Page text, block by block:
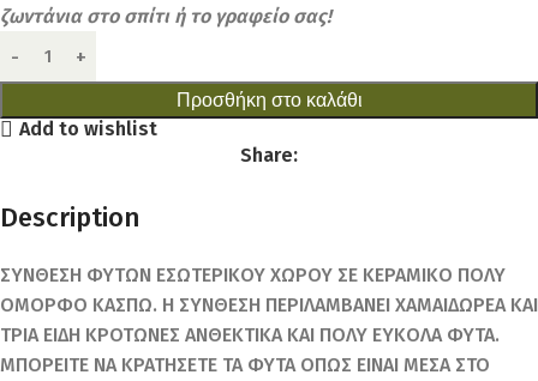
ζωντάνια στο σπίτι ή το γραφείο σας!
Προσθήκη στο καλάθι
Add to wishlist
Share:
Description
ΣΥΝΘΕΣΗ ΦΥΤΩΝ ΕΣΩΤΕΡΙΚΟΥ ΧΩΡΟΥ ΣΕ ΚΕΡΑΜΙΚΟ ΠΟΛΥ
ΟΜΟΡΦΟ ΚΑΣΠΩ. Η ΣΥΝΘΕΣΗ ΠΕΡΙΛΑΜΒΑΝΕΙ ΧΑΜΑΙΔΩΡΕΑ ΚΑΙ
ΤΡΙΑ ΕΙΔΗ ΚΡΟΤΩΝΕΣ ΑΝΘΕΚΤΙΚΑ ΚΑΙ ΠΟΛΥ ΕΥΚΟΛΑ ΦΥΤΑ.
ΜΠΟΡΕΙΤΕ ΝΑ ΚΡΑΤΗΣΕΤΕ ΤΑ ΦΥΤΑ ΟΠΩΣ ΕΙΝΑΙ ΜΕΣΑ ΣΤΟ